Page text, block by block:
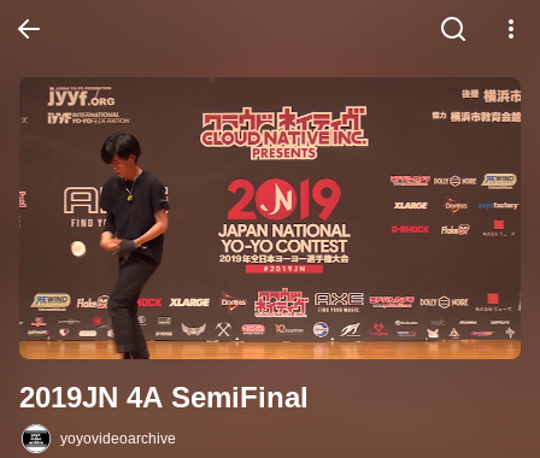
2019JN 4A SemiFinal
yoyovideoarchive